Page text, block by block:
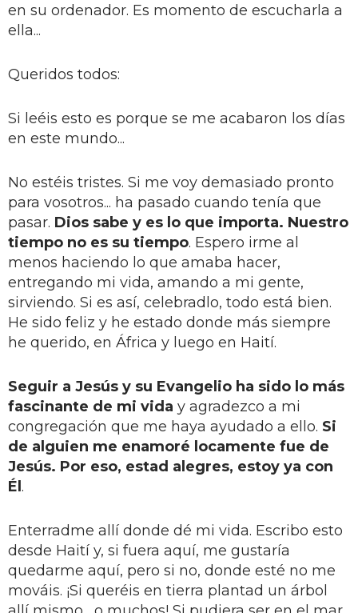
en su ordenador. Es momento de escucharla a
ella...
Queridos todos:
Si leéis esto es porque se me acabaron los días
en este mundo...
No estéis tristes. Si me voy demasiado pronto
para vosotros... ha pasado cuando tenía que
pasar. Dios sabe y es lo que importa. Nuestro
tiempo no es su tiempo. Espero irme al
menos haciendo lo que amaba hacer,
entregando mi vida, amando a mi gente,
sirviendo. Si es así, celebradlo, todo está bien.
He sido feliz y he estado donde más siempre
he querido, en África y luego en Haití.
Seguir a Jesús y su Evangelio ha sido lo más
fascinante de mi vida y agradezco a mi
congregación que me haya ayudado a ello. Si
de alguien me enamoré locamente fue de
Jesús. Por eso, estad alegres, estoy ya con
Él .
Enterradme allí donde dé mi vida. Escribo esto
desde Haití y, si fuera aquí, me gustaría
quedarme aquí, pero si no, donde esté no me
mováis. ¡Si queréis en tierra plantad un árbol